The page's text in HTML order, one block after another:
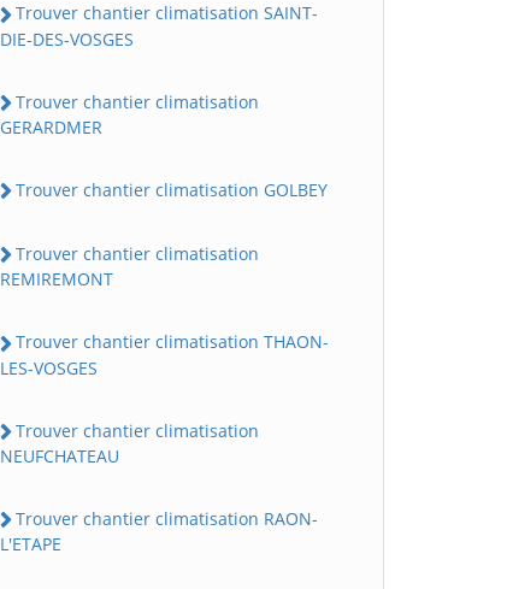
Trouver chantier climatisation SAINT-
DIE-DES-VOSGES
Trouver chantier climatisation
GERARDMER
Trouver chantier climatisation GOLBEY
Trouver chantier climatisation
REMIREMONT
Trouver chantier climatisation THAON-
LES-VOSGES
Trouver chantier climatisation
NEUFCHATEAU
Trouver chantier climatisation RAON-
L'ETAPE